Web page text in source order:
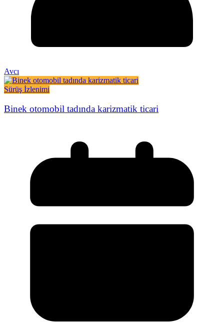
Avcı
Sürüş İzlenimi
Binek otomobil tadında karizmatik ticari